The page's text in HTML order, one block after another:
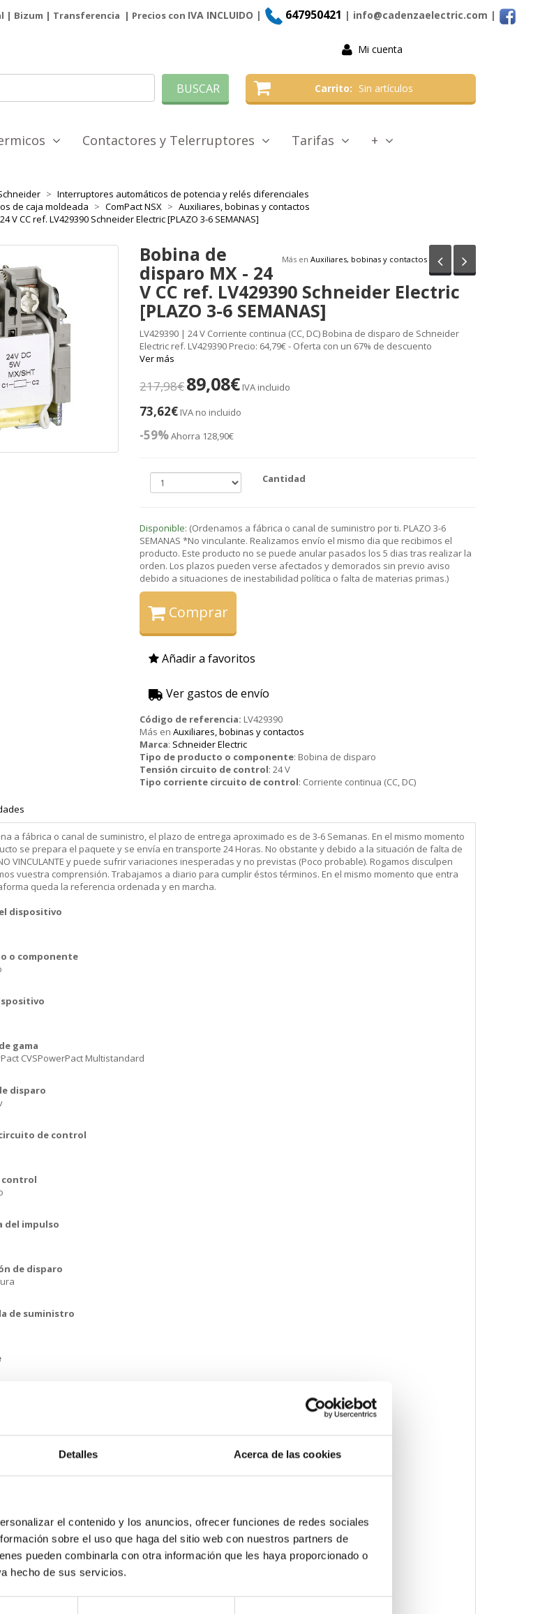
Detalles Acerca de las cookies
el contenido y los anuncios, ofrecer funciones de redes sociales
sobre el uso que haga del sitio web con nuestros partners de
pueden combinarla con otra información que les haya proporcionado o
hecho de sus servicios.
| Bizum | Transferencia | Precios con IVA INCLUIDO | 647950421 | info@cadenzaelectric.com |
Mi cuenta
Carrito Sin artículos
BUSCAR
Contactores y Telerruptores Tarifas +
Interruptores automáticos de potencia y relés diferenciales
de caja moldeada
ComPact NSX
Auxiliares, bobinas y contactos
V CC ref. LV429390 Schneider Electric [PLAZO 3-6 SEMANAS]
Más en Auxiliares, bobinas y contactos Anterior
Bobina de
disparo MX - 24
V CC ref. LV429390 Schneider Electric
[PLAZO 3-6 SEMANAS]
LV429390 | 24 V Corriente continua (CC, DC) Bobina de disparo de Schneider
Electric ref. LV429390 Precio: 64,79€ - Oferta con un 67% de descuento
Ver más
217,98€89,08€ IVA incluido
73,62€ IVA no incluido
-59%Ahorra 128,90€
Cantidad
Disponible: (Ordenamos a fábrica o canal de suministro por ti. PLAZO 3-6
SEMANAS *No vinculante. Realizamos envío el mismo dia que recibimos el
producto. Este producto no se puede anular pasados los 5 dias tras realizar la
orden. Los plazos pueden verse afectados y demorados sin previo aviso
debido a situaciones de inestabilidad política o falta de materias primas.)
Comprar
Añadir a favoritos
Ver gastos de envío
Código de referencia: LV429390
Más enAuxiliares, bobinas y contactos
Marca: Schneider Electric
Tipo de producto o componente: Bobina de disparo
Tensión circuito de control:24 V
Tipo corriente circuito de control: Corriente continua (CC, DC)
a fábrica o canal de suministro, el plazo de entrega aproximado es de 3-6 Semanas. En el mismo momento
se prepara el paquete y se envía en transporte 24 Horas. No obstante y debido a la situación de falta de
VINCULANTE y puede sufrir variaciones inesperadas y no previstas (Poco probable). Rogamos disculpen
vuestra comprensión. Trabajamos a diario para cumplir éstos términos. En el mismo momento que entra
queda la referencia ordenada y en marcha.
dispositivo
o componente
gama
CVSPowerPact Multistandard
disparo
de control
control
del impulso
de disparo
de suministro
auxiliar
RoHS UE